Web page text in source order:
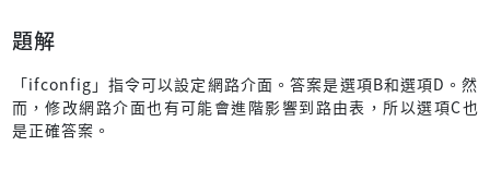
題解
「ifconfig」指令可以設定網路介面。答案是選項B和選項D。然
而，修改網路介面也有可能會進階影響到路由表，所以選項C也
是正確答案。